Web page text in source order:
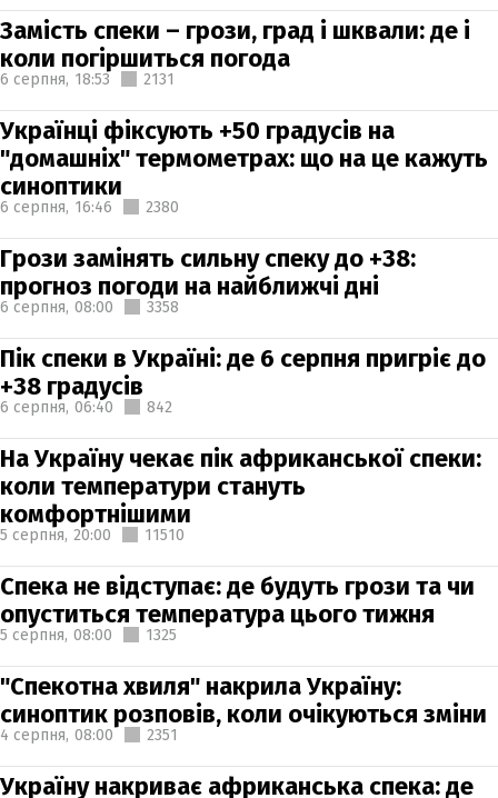
Замість спеки – грози, град і шквали: де і
коли погіршиться погода
6 серпня, 18:53 2131
Українці фіксують +50 градусів на
"домашніх" термометрах: що на це кажуть
синоптики
6 серпня, 16:46 2380
Грози замінять сильну спеку до +38:
прогноз погоди на найближчі дні
6 серпня, 08:00 3358
Пік спеки в Україні: де 6 серпня пригріє до
+38 градусів
6 серпня, 06:40 842
На Україну чекає пік африканської спеки:
коли температури стануть
комфортнішими
5 серпня, 20:00 11510
Спека не відступає: де будуть грози та чи
опуститься температура цього тижня
5 серпня, 08:00 1325
"Спекотна хвиля" накрила Україну:
синоптик розповів, коли очікуються зміни
4 серпня, 08:00 2351
Україну накриває африканська спека: де